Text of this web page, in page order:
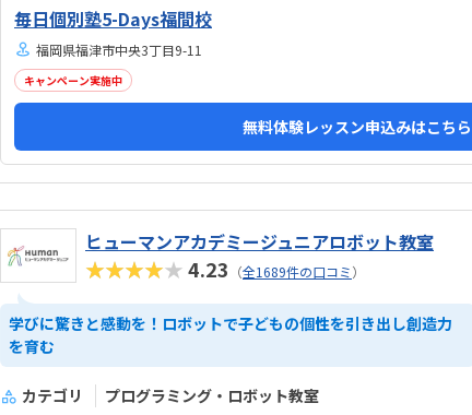
やすいと感じました。また、駐車場もあるため、送り
迎えもしやすく、安心して通わせられる環境だと思い
ました。教室は一人ひとりの席が完全に仕切られてい
るわけではありませんが、壁などで視線が分散しにく
い工夫がされており、集中しやすい雰囲気だと感じま
した。月4回（1回50分）で約12,000円という料金
は、我が家にとってはや...
毎日個別塾5-Days福間校
福岡県福津市中央3丁目9-11
キャンペーン実施中
無料体験レッスン申込みはこちら
ヒューマンアカデミージュニアロボット教室
★★★★★4.23 （全1689件の口コミ）
学びに驚きと感動を！ロボットで子どもの個性を引き出し創造力
を育む
カテゴリ
プログラミング・ロボット教室